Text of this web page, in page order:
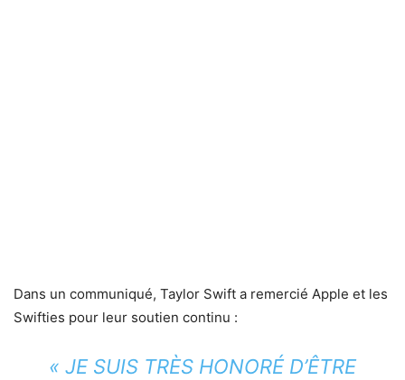
Dans un communiqué, Taylor Swift a remercié Apple et les
Swifties pour leur soutien continu :
« JE SUIS TRÈS HONORÉ D’ÊTRE